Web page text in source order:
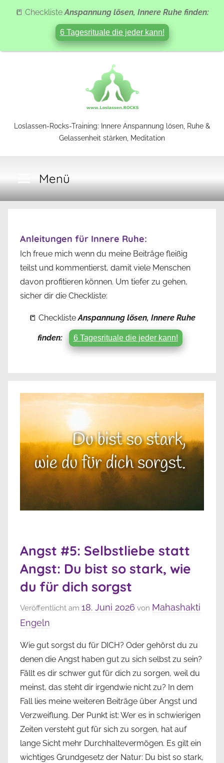
Loslassen-
Rocks-
Training
Loslassen-Rocks-Training: Innere Anspannung lösen, Ruhe &
Gelassenheit stärken, Meditation
Menü
Anleitungen für Innere Ruhe:
Ich freue mich wenn du meine Beiträge fleißig
teilst und kommentierst, damit viele Menschen
davon profitieren können. Um tiefer zu gehen,
sicher dir die Checkliste:
📒 ChecklisteAnspannung lösen, Innere Ruhe
finden: 6 Tagesrituale die jeder kann!
Angst #5: Selbstliebe statt
Angst: Du bist so stark, wie
du für dich sorgst
Veröffentlicht am 18. Juni 2026 von Mahashakti
Engeln
Wie gut sorgst du für DICH? Oder gehörst du zu
denen die Angst haben gut zu sich selbst zu sein?
Fällt es dir schwer gut für dich zu sorgen, weil du
meinst, das steht dir irgendwie nicht zu? In dem
Fall lies meine weiteren Beiträge über Angst und
Verzweiflung. Der Punkt ist: Wer es in schwierigen
Zeiten versteht gut für sich zu sorgen, hat auf
lange Sicht mehr Durchhaltevermögen. Es gilt ein
wichtiges Grundgesetz der Natur: Du bist so stark,
📒 ChecklisteAnspannung lösen, Innere Ruhe finden:
6 Tagesrituale die jeder kann!